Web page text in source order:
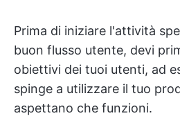
Prima di iniziare l'attività
buon flusso utente, devi
obiettivi dei tuoi utenti, ad
spinge a utilizzare il tuo
aspettano che funzioni.